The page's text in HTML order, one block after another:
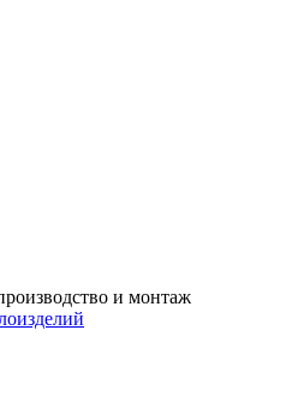
и монтаж